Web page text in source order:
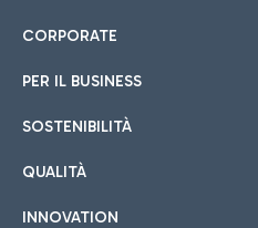
CORPORATE
PER IL BUSINESS
SOSTENIBILITÀ
QUALITÀ
INNOVATION